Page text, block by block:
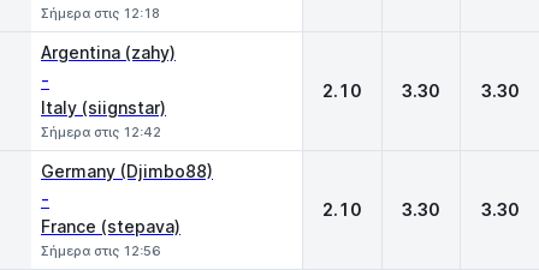
Σήμερα στις 12:18
Argentina (zahy)
-
Italy (siignstar)
Σήμερα στις 12:42
2.10 3.30 3.30
Germany (Djimbo88)
-
France (stepava)
Σήμερα στις 12:56
2.10 3.30 3.30